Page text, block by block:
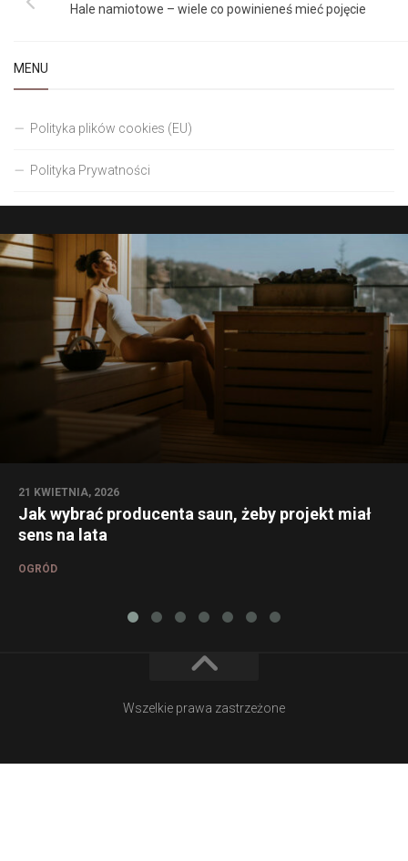
Hale namiotowe – wiele co powinieneś mieć pojęcie
MENU
Polityka plików cookies (EU)
Polityka Prywatności
21 KWIETNIA, 2026
Jak wybrać producenta saun, żeby projekt miał
sens na lata
OGRÓD
Wszelkie prawa zastrzeżone